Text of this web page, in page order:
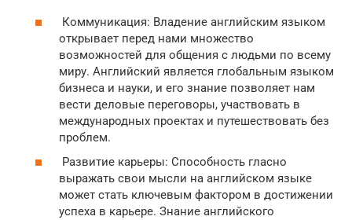
Коммуникация: Владение английским языком
открывает перед нами множество
возможностей для общения с людьми по всему
миру. Английский является глобальным языком
бизнеса и науки, и его знание позволяет нам
вести деловые переговоры, участвовать в
международных проектах и путешествовать без
проблем.
Развитие карьеры: Способность гласно
выражать свои мысли на английском языке
может стать ключевым фактором в достижении
успеха в карьере. Знание английского